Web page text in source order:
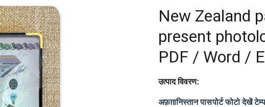
New Zealand
present
PDF / Word /
उत्पाद विवरण:
अफ़ग़ानिस्तान पासपोर्ट फोटो देखें